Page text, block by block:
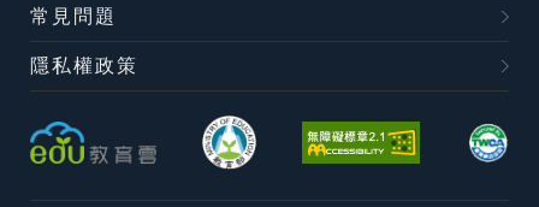
常見問題
隱私權政策